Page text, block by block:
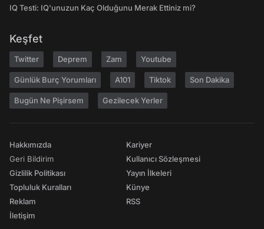
IQ Testi: IQ'unuzun Kaç Olduğunu Merak Ettiniz mi?
Keşfet
Twitter Deprem Zam Youtube
Günlük Burç Yorumları A101 Tiktok Son Dakika
Bugün Ne Pişirsem Gezilecek Yerler
Hakkımızda
Geri Bildirim
Gizlilik Politikası
Topluluk Kuralları
Reklam
İletişim
Kariyer
Kullanıcı Sözleşmesi
Yayın İlkeleri
Künye
RSS